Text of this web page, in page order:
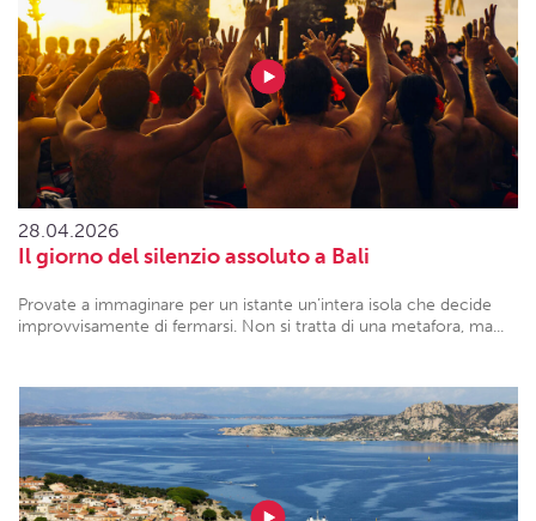
28.04.2026
Il giorno del silenzio assoluto a Bali
Provate a immaginare per un istante un’intera isola che decide
improvvisamente di fermarsi. Non si tratta di una metafora, ma...